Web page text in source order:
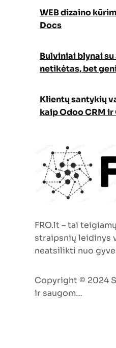
WEB dizaino
Docs
Bulviniai blynai
netikėtas, bet
Klientų santykių
kaip Odoo CRM
FRO.lt – tai
straipsnių leidinys
neatsilikti nuo
Copyright © 2024
ir saugom…